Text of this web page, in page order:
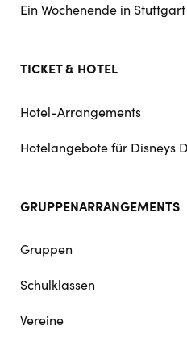
Ein Wochenende in Stuttgart
TICKET & HOTEL
Hotel-Arrangements
Hotelangebote für Disneys
GRUPPENARRANGEMENTS
Gruppen
Schulklassen
Vereine